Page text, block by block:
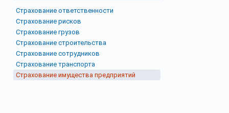
Страхование ответственности
Страхование рисков
Страхование грузов
Страхование строительства
Страхование сотрудников
Страхование транспорта
Страхование имущества предприятий